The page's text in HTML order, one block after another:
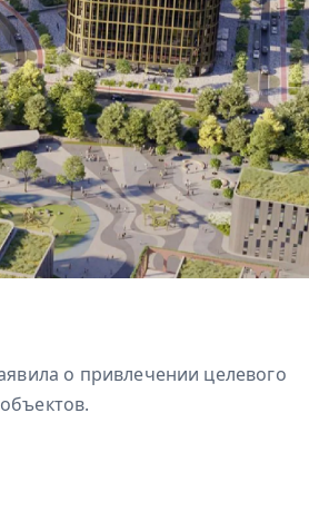
о привлечении целевого